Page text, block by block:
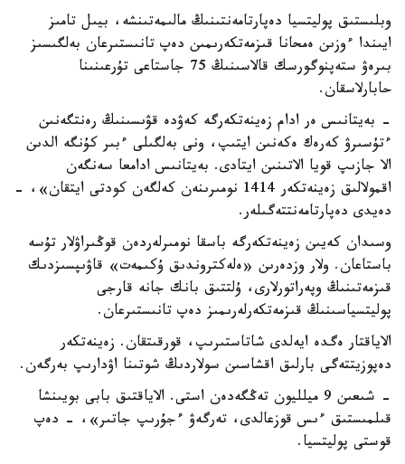
وبلىستىق پوليتسيا دەپارتامەنتىنىڭ مالىمەتىنشە، بيىل تامىز
ايىندا ءوزىن ەمحانا قىزمەتكەرىمىن دەپ تانىستىرعان بەلگىسىز
بىرەۋ ستەپنوگورسك قالاسىنىڭ 75 جاستاعى تۇرعىنىنا
حابارلاسقان.
- بەيتانىس ەر ادام زەينەتكەرگە كەۋدە قۋىسىنىڭ رەنتگەنىن
ءتۇسىرۋ كەرەك ەكەنىن ايتىپ، ونى بەلگىلى ءبىر كۇنگە الدىن
الا جازىپ قويا الاتىنىن ايتادى. بەيتانىس ادامعا سەنگەن
اقمولالىق زەينەتكەر 1414 نومىرىنەن كەلگەن كودتى ايتقان»، -
دەيدى دەپارتامەنتتەگىلەر.
وسىدان كەيىن زەينەتكەرگە باسقا نومىرلەردەن قوڭىراۋلار تۇسە
باستاعان. ولار وزدەرىن «ەلەكتروندىق ۇكىمەت» قاۋىپسىزدىك
قىزمەتىنىڭ وپەراتورلارى، ۇلتتىق بانك جانە قارجى
پوليتسياسىنىڭ قىزمەتكەرلەرىمىز دەپ تانىستىرعان.
الاياقتار ەگدە ايەلدى شاتاستىرىپ، قورقىتقان. زەينەتكەر
دەپوزيتتەگى بارلىق اقشاسىن سولاردىڭ شوتىنا اۋدارىپ بەرگەن.
- شىعىن 9 ميلليون تەڭگەدەن استى. الاياقتىق بابى بويىنشا
قىلمىستىق ءىس قوزعالدى، تەرگەۋ ءجۇرىپ جاتىر»، - دەپ
قوستى پوليتسيا.